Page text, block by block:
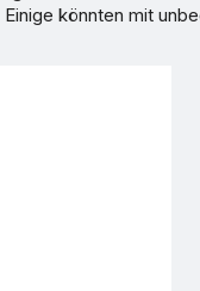
könnten mit